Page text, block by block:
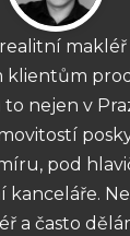
klientům
to nejen v
pod
kanceláře.
a často